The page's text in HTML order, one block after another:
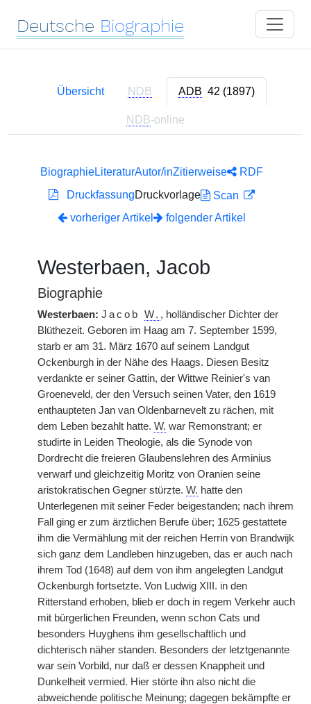
Deutsche Biographie
Übersicht NDB ADB 42 (1897)
NDB-online
BiographieLiteraturAutor/inZitierweise
RDF
DruckfassungDruckvorlage
Scan
vorheriger Artikel
folgender Artikel
Westerbaen, Jacob
Biographie
Westerbaen: Jacob W. , holländischer Dichter der
Blüthezeit. Geboren im Haag am 7. September 1599,
starb er am 31. März 1670 auf seinem Landgut
Ockenburgh in der Nähe des Haags. Diesen Besitz
verdankte er seiner Gattin, der Wittwe Reinier's van
Groeneveld, der den Versuch seinen Vater, den 1619
enthaupteten Jan van Oldenbarnevelt zu rächen, mit
dem Leben bezahlt hatte. W. war Remonstrant; er
studirte in Leiden Theologie, als die Synode von
Dordrecht die freieren Glaubenslehren des Arminius
verwarf und gleichzeitig Moritz von Oranien seine
aristokratischen Gegner stürzte. W. hatte den
Unterlegenen mit seiner Feder beigestanden; nach ihrem
Fall ging er zum ärztlichen Berufe über; 1625 gestattete
ihm die Vermählung mit der reichen Herrin von Brandwijk
sich ganz dem Landleben hinzugeben, das er auch nach
ihrem Tod (1648) auf dem von ihm angelegten Landgut
Ockenburgh fortsetzte. Von Ludwig XIII. in den
Ritterstand erhoben, blieb er doch in regem Verkehr auch
mit bürgerlichen Freunden, wenn schon Cats und
besonders Huyghens ihm gesellschaftlich und
dichterisch näher standen. Besonders der letztgenannte
war sein Vorbild, nur daß er dessen Knappheit und
Dunkelheit vermied. Hier störte ihn also nicht die
abweichende politische Meinung; dagegen bekämpfte er